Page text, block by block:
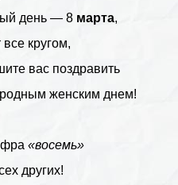
день — 8 марта,
все кругом,
вас поздравить
женским днем!
«восемь»
других!